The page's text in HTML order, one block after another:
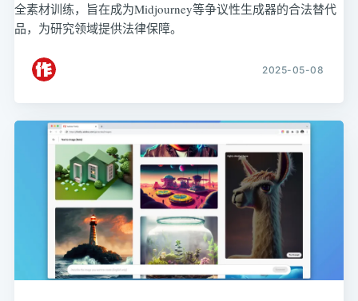
全素材训练，旨在成为Midjourney等争议性生成器的合法替代
品，为研究领域提供法律保障。
2025-05-08